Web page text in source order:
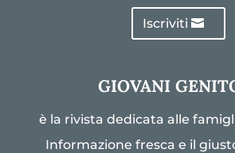
Iscriviti
GIOVANI
è la rivista dedicata alle
Informazione fresca e il